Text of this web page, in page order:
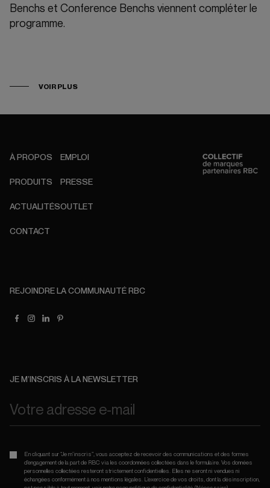
Benchs et Conference Benchs viennent compléter le
programme.
VOIR PLUS
À PROPOS
PRODUITS
ACTUALITÉS
CONTACT
EMPLOI
PRESSE
OUTLET
REJOINDRE LA COMMUNAUTÉ RBC
JE M’INSCRIS À LA NEWSLETTER
En cliquant sur “Je m’inscris”, vous acceptez de recevoir des communications et des formes
d’engagement de la part de RBC via les coordonnées collectées dans le formulaire. Vos données
personnelles collectées resteront strictement confidentielles. Elles ne seront ni vendues ni
échangées conformément à nos mentions légales. L’exercice de vos droits, dont la désinscription,